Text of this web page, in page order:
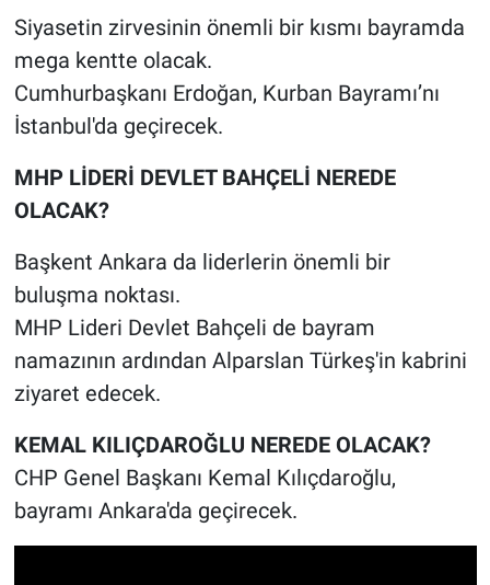
Siyasetin zirvesinin önemli bir kısmı bayramda
mega kentte olacak.
Cumhurbaşkanı Erdoğan, Kurban Bayramı’nı
İstanbul'da geçirecek.
MHP LİDERİ DEVLET BAHÇELİ NEREDE
OLACAK?
Başkent Ankara da liderlerin önemli bir
buluşma noktası.
MHP Lideri Devlet Bahçeli de bayram
namazının ardından Alparslan Türkeş'in kabrini
ziyaret edecek.
KEMAL KILIÇDAROĞLU NEREDE OLACAK?
CHP Genel Başkanı Kemal Kılıçdaroğlu,
bayramı Ankara'da geçirecek.